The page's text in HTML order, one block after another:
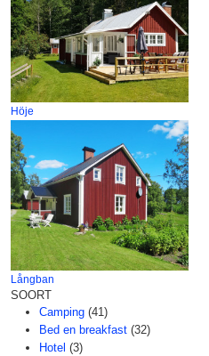
Höje
Långban
SOORT
Camping (41)
Bed en breakfast (32)
Hotel (3)